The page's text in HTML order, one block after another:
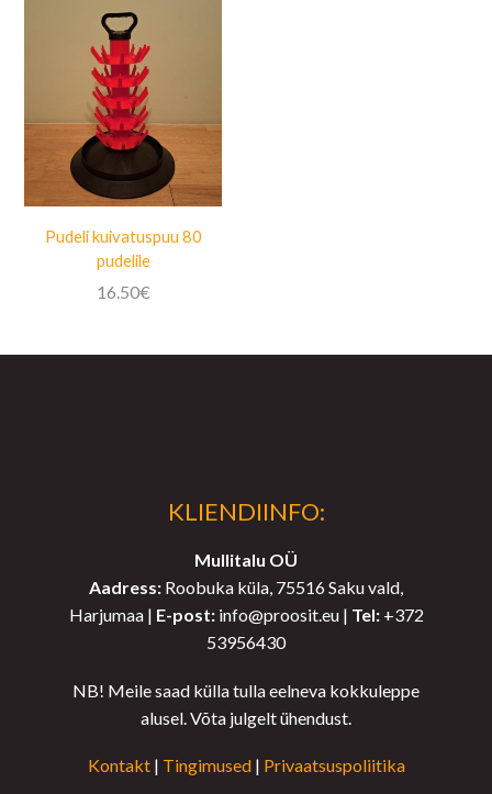
Pudeli kuivatuspuu 80
pudelile
16.50€
KLIENDIINFO:
Mullitalu OÜ
Aadress: Roobuka küla, 75516 Saku vald,
Harjumaa | E-post:info@proosit.eu | Tel:+372
53956430
NB! Meile saad külla tulla eelneva kokkuleppe
alusel. Võta julgelt ühendust.
Kontakt| Tingimused| Privaatsuspoliitika